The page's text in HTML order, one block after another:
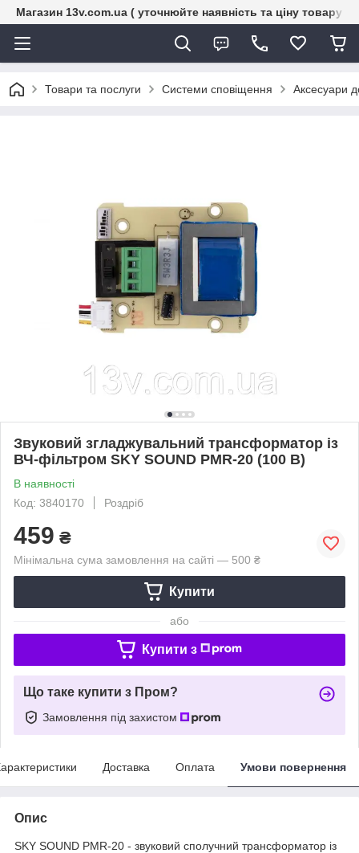
Магазин 13v.com.ua ( уточнюйте наявність та ціну товару
Товари та послуги Системи сповіщення Аксесуари
Звуковий згладжувальний трансформатор із
ВЧ-фільтром SKY SOUND PMR-20 (100 В)
В наявності
Код: 3840170
Роздріб
459 ₴
Мінімальна сума замовлення на сайті — 500 ₴
Купити
або
Купити з
Що таке купити з Пром?
Замовлення під захистом
Доставка Оплата Умови повернення
Опис
SKY SOUND PMR-20 - звуковий сполучний трансформатор із